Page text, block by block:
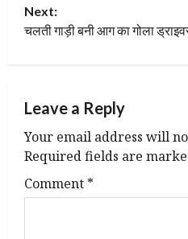
t
v
i
g
Next:
चलती गाड़ी बनी आग का गोला
Leave a Reply
Your email address will
Required fields are
Comment *